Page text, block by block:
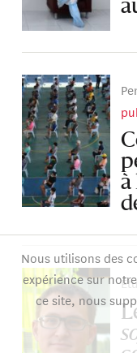
à
Nous utilisons des
expérience sur
ce site, nous